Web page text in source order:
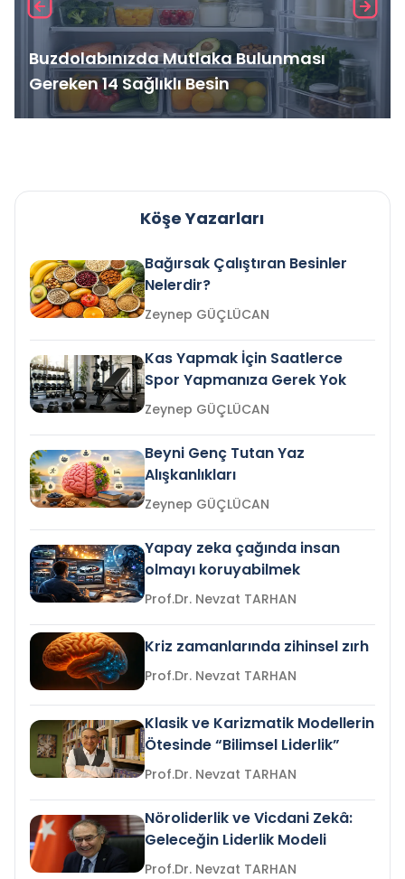
Buzdolabınızda Mutlaka Bulunması
Gereken 14 Sağlıklı Besin
Köşe Yazarları
Bağırsak Çalıştıran Besinler
Nelerdir?
Zeynep GÜÇLÜCAN
Kas Yapmak İçin Saatlerce
Spor Yapmanıza Gerek Yok
Zeynep GÜÇLÜCAN
Beyni Genç Tutan Yaz
Alışkanlıkları
Zeynep GÜÇLÜCAN
Yapay zeka çağında insan
olmayı koruyabilmek
Prof.Dr. Nevzat TARHAN
Kriz zamanlarında zihinsel zırh
Prof.Dr. Nevzat TARHAN
Klasik ve Karizmatik Modellerin
Ötesinde “Bilimsel Liderlik”
Prof.Dr. Nevzat TARHAN
Nöroliderlik ve Vicdani Zekâ:
Geleceğin Liderlik Modeli
Prof.Dr. Nevzat TARHAN